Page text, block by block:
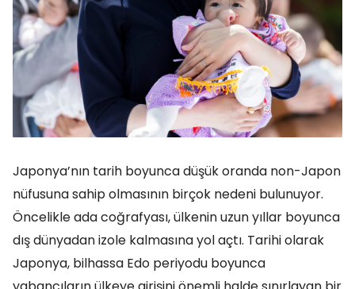
Japonya’nın tarih boyunca düşük oranda non-Japon
nüfusuna sahip olmasının birçok nedeni bulunuyor.
Öncelikle ada coğrafyası, ülkenin uzun yıllar boyunca
dış dünyadan izole kalmasına yol açtı. Tarihi olarak
Japonya, bilhassa Edo periyodu boyunca